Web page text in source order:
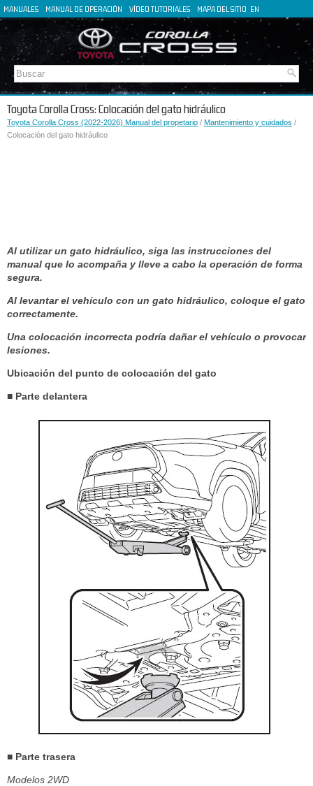
MANUALES MANUAL DE OPERACIÓN VÍDEO TUTORIALES MAPA DEL SITIO EN
FR
IT
Toyota Corolla Cross: Colocación del gato hidráulico
Toyota Corolla Cross (2022-2026) Manual del propetario / Mantenimiento y cuidados /
Colocación del gato hidráulico
Al utilizar un gato hidráulico, siga las instrucciones del
manual que lo acompaña y lleve a cabo la operación de forma
segura.
Al levantar el vehículo con un gato hidráulico, coloque el gato
correctamente.
Una colocación incorrecta podría dañar el vehículo o provocar
lesiones.
Ubicación del punto de colocación del gato
■ Parte delantera
■ Parte trasera
Modelos 2WD